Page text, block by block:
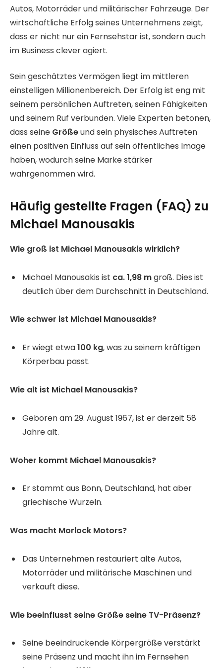
Autos, Motorräder und militärischer Fahrzeuge. Der
wirtschaftliche Erfolg seines Unternehmens zeigt,
dass er nicht nur ein Fernsehstar ist, sondern auch
im Business clever agiert.
Sein geschätztes Vermögen liegt im mittleren
einstelligen Millionenbereich. Der Erfolg ist eng mit
seinem persönlichen Auftreten, seinen Fähigkeiten
und seinem Ruf verbunden. Viele Experten betonen,
dass seine Größeund sein physisches Auftreten
einen positiven Einfluss auf sein öffentliches Image
haben, wodurch seine Marke stärker
wahrgenommen wird.
Häufig gestellte Fragen (FAQ) zu
Michael Manousakis
Wie groß ist Michael Manousakis wirklich?
Michael Manousakis ist ca. 1,98 mgroß. Dies ist
deutlich über dem Durchschnitt in Deutschland.
Wie schwer ist Michael Manousakis?
Er wiegt etwa100 kg, was zu seinem kräftigen
Körperbau passt.
Wie alt ist Michael Manousakis?
Geboren am 29. August 1967, ist er derzeit 58
Jahre alt.
Woher kommt Michael Manousakis?
Er stammt aus Bonn, Deutschland, hat aber
griechische Wurzeln.
Was macht Morlock Motors?
Das Unternehmen restauriert alte Autos,
Motorräder und militärische Maschinen und
verkauft diese.
Wie beeinflusst seine Größe seine TV-Präsenz?
Seine beeindruckende Körpergröße verstärkt
seine Präsenz und macht ihn im Fernsehen